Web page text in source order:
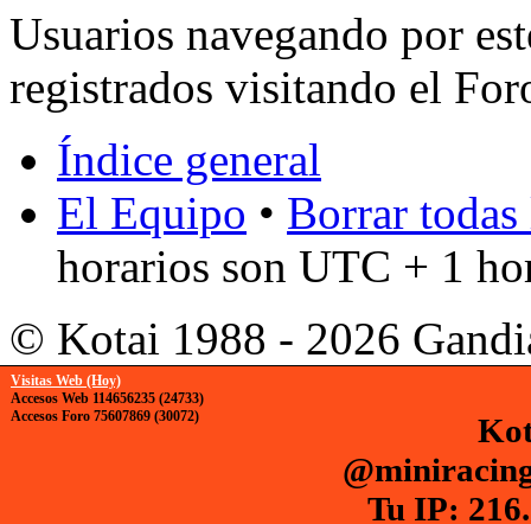
Usuarios navegando por
registrados visitando el
Índice general
El Equipo • Borrar
horarios son UTC + 1
© Kotai 1988 - 2026
Visitas Web (Hoy)
Accesos Web 114656235 (24733)
Accesos Foro 75607869 (30072)
Tu IP: